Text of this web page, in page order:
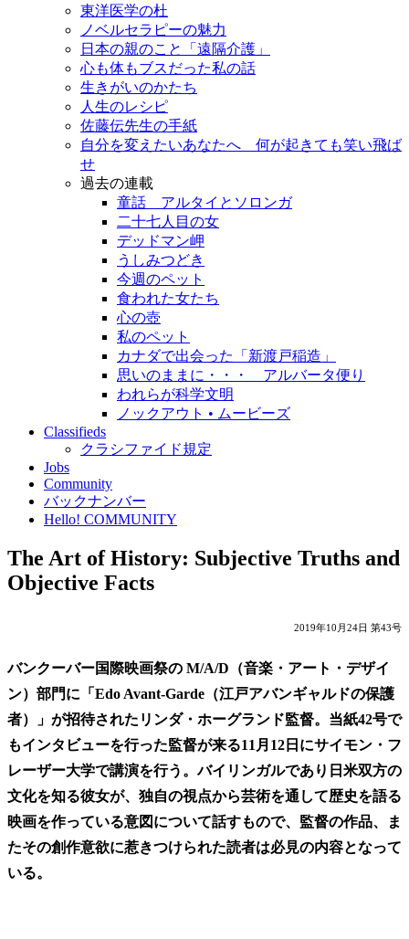
東洋医学の杜
ノベルセラピーの魅力
日本の親のこと「遠隔介護」
心も体もブスだった私の話
生きがいのかたち
人生のレシピ
佐藤伝先生の手紙
自分を変えたいあなたへ 何が起きても笑い飛ば
せ
過去の連載
童話 アルタイとソロンガ
二十七人目の女
デッドマン岬
うしみつどき
今週のペット
食われた女たち
心の壺
私のペット
カナダで出会った「新渡戸稲造」
思いのままに・・・ アルバータ便り
われらが科学文明
ノックアウト • ムービーズ
Classifieds
クラシファイド規定
Jobs
Community
バックナンバー
Hello! COMMUNITY
The Art of History: Subjective Truths and
Objective Facts
2019年10月24日 第43号
バンクーバー国際映画祭の M/A/D（音楽・アート・デザイ
ン）部門に「Edo Avant-Garde（江戸アバンギャルドの保護
者）」が招待されたリンダ・ホーグランド監督。当紙42号で
もインタビューを行った監督が来る11月12日にサイモン・フ
レーザー大学で講演を行う。バイリンガルであり日米双方の
文化を知る彼女が、独自の視点から芸術を通して歴史を語る
映画を作っている意図について話すもので、監督の作品、ま
たその創作意欲に惹きつけられた読者は必見の内容となって
いる。